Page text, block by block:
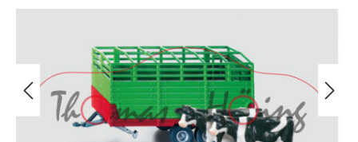
Bildergalerie überspringen